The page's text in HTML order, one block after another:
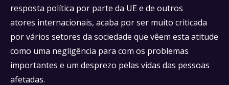
resposta política por parte da UE e de outros
atores internacionais, acaba por ser muito criticada
por vários setores da sociedade que vêem esta atitude
como uma negligência para com os problemas
importantes e um desprezo pelas vidas das pessoas
afetadas.